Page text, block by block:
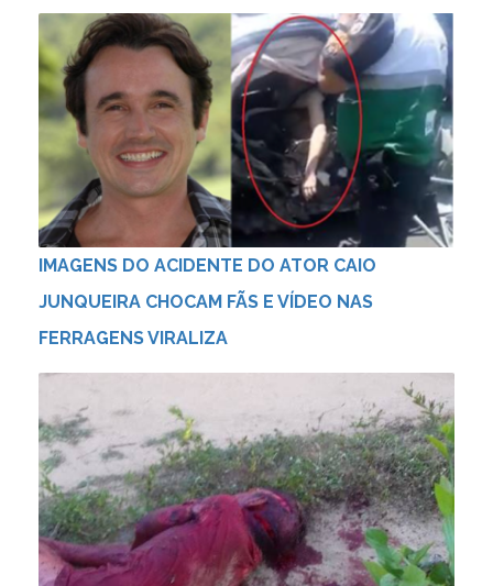
IMAGENS DO ACIDENTE DO ATOR CAIO
JUNQUEIRA CHOCAM FÃS E VÍDEO NAS
FERRAGENS VIRALIZA